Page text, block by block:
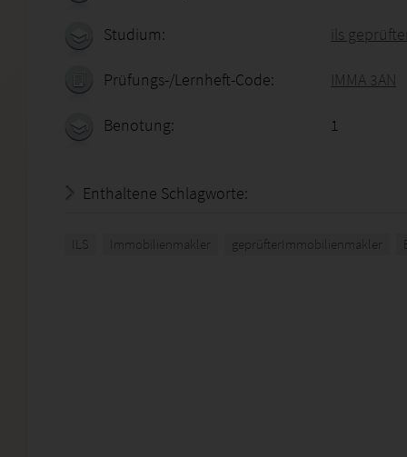
Studium: ils
Prüfungs-/Lernheft-Code: IMMA 3AN
Benotung: 1
Enthaltene Schlagworte:
ILS Immobilienmakler geprüfterImmobilienmakler